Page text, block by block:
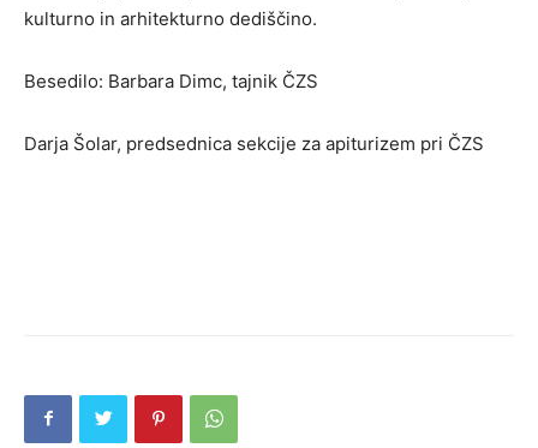
kulturno in arhitekturno dediščino.
Besedilo: Barbara Dimc, tajnik ČZS
Darja Šolar, predsednica sekcije za apiturizem pri ČZS